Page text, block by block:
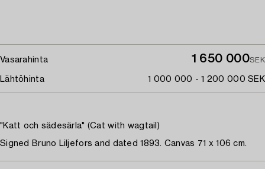
Vasarahinta 1 650 000SEK
Lähtöhinta 1 000 000 - 1 200 000 SEK
"Katt och sädesärla" (Cat with wagtail)
Signed Bruno Liljefors and dated 1893. Canvas 71 x 106 cm.